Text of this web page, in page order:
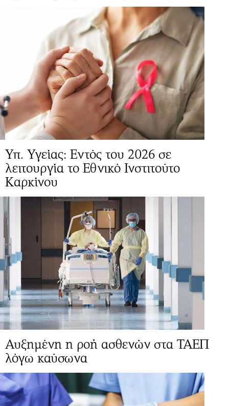
Υπ. Υγείας: Εντός του 2026 σε
λειτουργία το Εθνικό Ινστιτούτο
Καρκίνου
Αυξημένη η ροή ασθενών στα ΤΑΕΠ
λόγω καύσωνα